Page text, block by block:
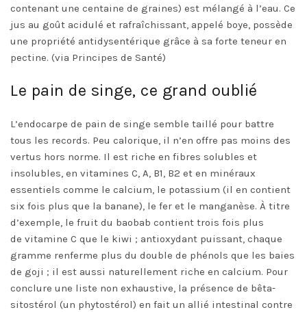
contenant une centaine de graines) est mélangé à l’eau. Ce
jus au goût acidulé et rafraîchissant, appelé boye, possède
une propriété antidysentérique grâce à sa forte teneur en
pectine. (via Principes de Santé)
Le pain de singe, ce grand oublié
L’endocarpe de pain de singe semble taillé pour battre
tous les records. Peu calorique, il n’en offre pas moins des
vertus hors norme. Il est riche en fibres solubles et
insolubles, en vitamines C, A, B1, B2 et en minéraux
essentiels comme le calcium, le potassium (il en contient
six fois plus que la banane), le fer et le manganèse. À titre
d’exemple, le fruit du baobab contient trois fois plus
de vitamine C que le kiwi ; antioxydant puissant, chaque
gramme renferme plus du double de phénols que les baies
de goji ; il est aussi naturellement riche en calcium. Pour
conclure une liste non exhaustive, la présence de bêta-
sitostérol (un phytostérol) en fait un allié intestinal contre